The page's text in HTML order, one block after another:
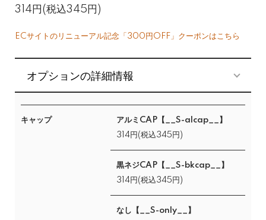
314円(税込345円)
ECサイトのリニューアル記念「300円OFF」クーポンはこちら
オプションの詳細情報
キャップ
アルミCAP【__S-alcap__】
314円(税込345円)
黒ネジCAP【__S-bkcap__】
314円(税込345円)
なし【__S-only__】